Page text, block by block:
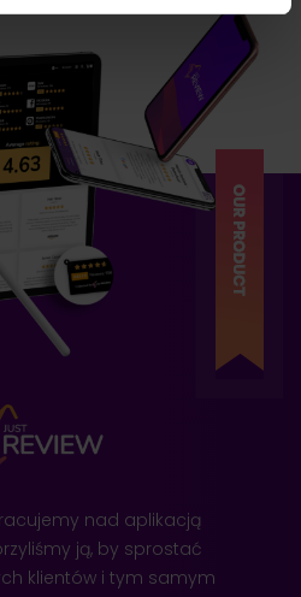
nad aplikacją
ją, by sprostać
klientów i tym samym